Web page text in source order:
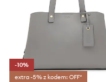
-10%
extra -5% z kodem: OFF*